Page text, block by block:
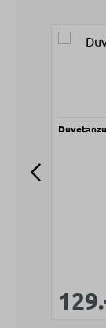
129.